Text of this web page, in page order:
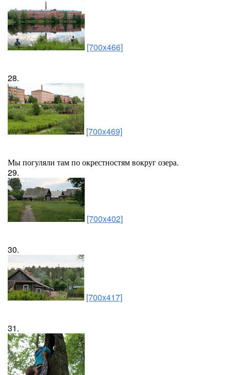
[700x466]
28.
[700x469]
Мы погуляли там по окрестностям вокруг озера.
29.
[700x402]
30.
[700x417]
31.